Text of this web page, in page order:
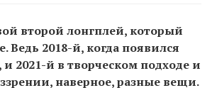
второй лонгплей, который
Ведь 2018-й, когда появился
2021-й в творческом подходе и
наверное, разные вещи.